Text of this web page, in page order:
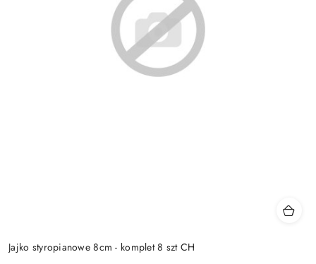
Jajko styropianowe 8cm - komplet 8 szt CH